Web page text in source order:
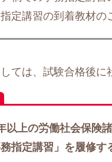
指定講習の到着教材の
ては、試験合格後に
以上の労働社会保険
務指定講習」を履修す